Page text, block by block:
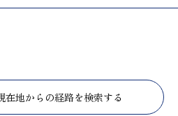
在地からの経路を検索する